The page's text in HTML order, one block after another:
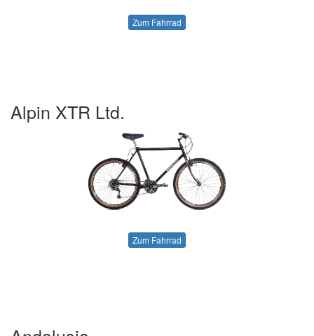
Zum Fahrrad
Alpin XTR Ltd.
Zum Fahrrad